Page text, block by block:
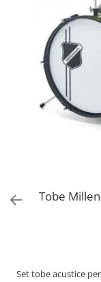
Accesorii de
Capsule de microfon
Case-uri de
Microfoane de
Microfoane de
Microfoane de
Microfoane de voce
Microfoane
Microfoane pt
Tobe
Set tobe acustice